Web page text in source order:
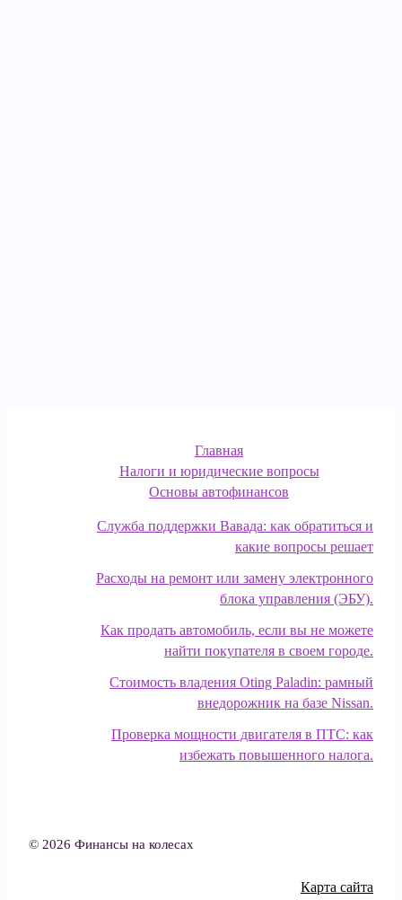
Главная
Налоги и юридические вопросы
Основы автофинансов
Служба поддержки Вавада: как обратиться и
какие вопросы решает
Расходы на ремонт или замену электронного
блока управления (ЭБУ).
Как продать автомобиль, если вы не можете
найти покупателя в своем городе.
Стоимость владения Oting Paladin: рамный
внедорожник на базе Nissan.
Проверка мощности двигателя в ПТС: как
избежать повышенного налога.
© 2026 Финансы на колесах
Карта сайта